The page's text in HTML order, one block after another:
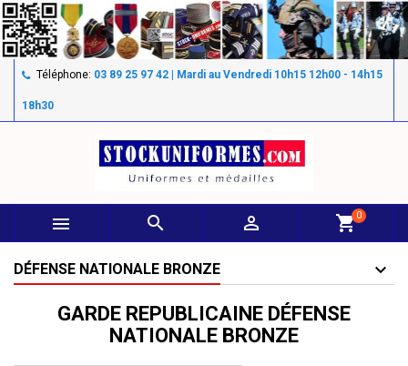
Téléphone: 03 89 25 97 42 | Mardi au Vendredi 10h15 12h00 - 14h15
18h30
   shopping_cart0
DÉFENSE NATIONALE BRONZE
GARDE REPUBLICAINE DÉFENSE
NATIONALE BRONZE